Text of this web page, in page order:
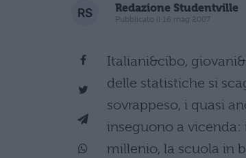
Redazione Studentville
Pubblicato il 16 mag 2007
Italiani&cibo,
delle statistiche si
sovrappeso, i quasi
inseguono a
millenio, la scuola in